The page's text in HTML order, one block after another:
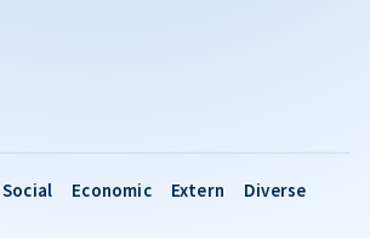
Social Economic Extern Diverse